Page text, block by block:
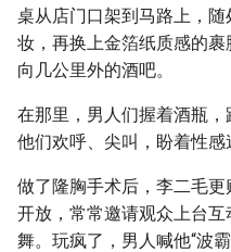
桌从店门口架到马路上，
妆，再换上金箔纸质感的
向几公里外的酒吧。
在那里，男人们握着酒瓶，
他们欢呼、尖叫，盼着性感
做了隆胸手术后，李二毛
开放，常常邀请观众上台
舞。玩疯了，男人喊他“波霸